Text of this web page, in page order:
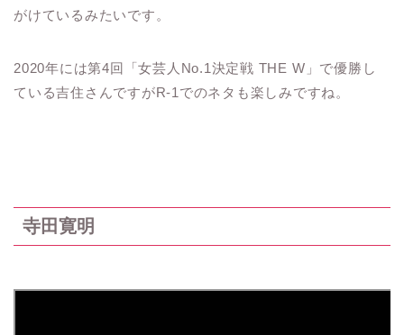
がけているみたいです。
2020年には第4回「女芸人No.1決定戦 THE W」で優勝し
ている吉住さんですがR-1でのネタも楽しみですね。
寺田寛明